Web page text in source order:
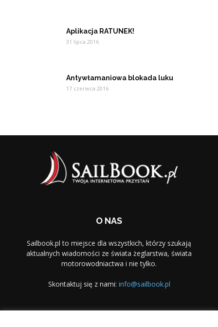
Aplikacja RATUNEK!
31 lipca 2016
Antywłamaniowa blokada luku
17 czerwca 2016
O NAS
Sailbook.pl to miejsce dla wszystkich, którzy szukają
aktualnych wiadomości ze świata żeglarstwa, świata
motorowodniactwa i nie tylko.
Skontaktuj się z nami: info@sailbook.pl